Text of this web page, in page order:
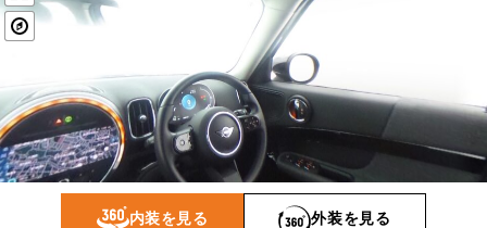
工場
お問い合わせ
BMW MINIサービス工場
iR TECH FACTORY
ROVER MINI
iR MAKERS
TEL
MAP
買取
査定依頼
来店予約
支払回数
ボーナス支払回数/年
内訳
1回目 25,434 円
2回目以降 19,800
内装を見る 外装を見る